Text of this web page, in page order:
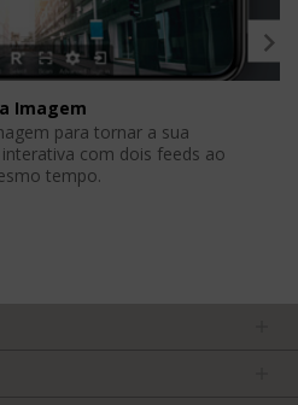
Imagem
para tornar a sua
com dois feeds ao
tempo.